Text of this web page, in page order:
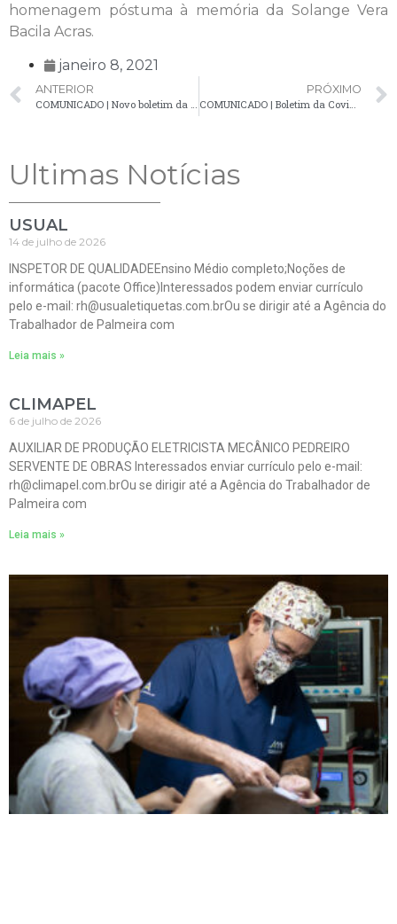
homenagem póstuma à memória da Solange Vera
Bacila Acras.
janeiro 8, 2021
ANTERIOR
COMUNICADO | Novo boletim da Covid-19 registra 10 novos casos confirmados
PRÓXIMO
COMUNICADO | Boletim da Covid-19 confirma 18 novos casos em Palmeira
Ultimas Notícias
USUAL
14 de julho de 2026
INSPETOR DE QUALIDADEEnsino Médio completo;Noções de
informática (pacote Office)Interessados podem enviar currículo
pelo e-mail: rh@usualetiquetas.com.brOu se dirigir até a Agência do
Trabalhador de Palmeira com
Leia mais »
CLIMAPEL
6 de julho de 2026
AUXILIAR DE PRODUÇÃO ELETRICISTA MECÂNICO PEDREIRO
SERVENTE DE OBRAS Interessados enviar currículo pelo e-mail:
rh@climapel.com.brOu se dirigir até a Agência do Trabalhador de
Palmeira com
Leia mais »